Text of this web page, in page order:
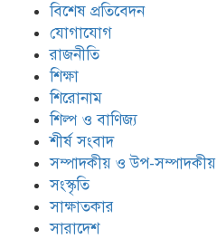
বিশেষ প্রতিবেদন
যোগাযোগ
রাজনীতি
শিক্ষা
শিরোনাম
শিল্প ও বাণিজ্য
শীর্ষ সংবাদ
সম্পাদকীয় ও উপ-সম্পাদকীয়
সংস্কৃতি
সাক্ষাতকার
সারাদেশ